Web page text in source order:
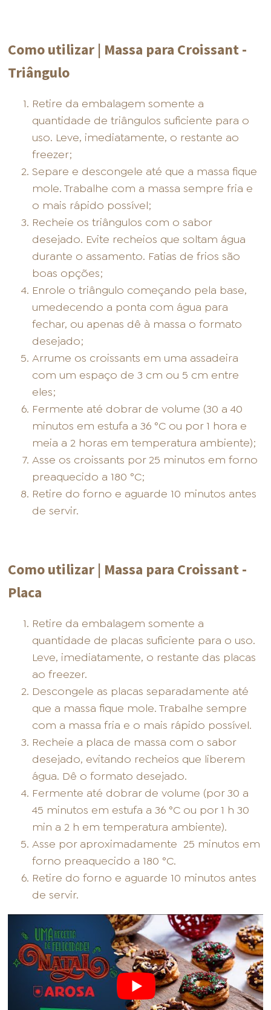
Como utilizar | Massa para Croissant -
Triângulo
Retire da embalagem somente a
quantidade de triângulos suficiente para o
uso. Leve, imediatamente, o restante ao
freezer;
Separe e descongele até que a massa fique
mole. Trabalhe com a massa sempre fria e
o mais rápido possível;
Recheie os triângulos com o sabor
desejado. Evite recheios que soltam água
durante o assamento. Fatias de frios são
boas opções;
Enrole o triângulo começando pela base,
umedecendo a ponta com água para
fechar, ou apenas dê à massa o formato
desejado;
Arrume os croissants em uma assadeira
com um espaço de 3 cm ou 5 cm entre
eles;
Fermente até dobrar de volume (30 a 40
minutos em estufa a 36 °C ou por 1 hora e
meia a 2 horas em temperatura ambiente);
Asse os croissants por 25 minutos em forno
preaquecido a 180 °C;
Retire do forno e aguarde 10 minutos antes
de servir.
Como utilizar | Massa para Croissant -
Placa
Retire da embalagem somente a
quantidade de placas suficiente para o uso.
Leve, imediatamente, o restante das placas
ao freezer.
Descongele as placas separadamente até
que a massa fique mole. Trabalhe sempre
com a massa fria e o mais rápido possível.
Recheie a placa de massa com o sabor
desejado, evitando recheios que liberem
água. Dê o formato desejado.
Fermente até dobrar de volume (por 30 a
45 minutos em estufa a 36 °C ou por 1 h 30
min a 2 h em temperatura ambiente).
Asse por aproximadamente 25 minutos em
forno preaquecido a 180 °C.
Retire do forno e aguarde 10 minutos antes
de servir.